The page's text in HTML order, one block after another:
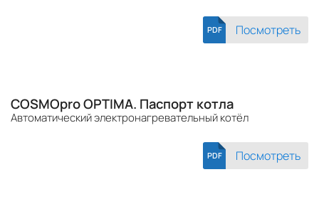
PDF Посмотреть
COSMOpro OPTIMA. Паспорт котла
Автоматический электронагревательный котёл
PDF Посмотреть